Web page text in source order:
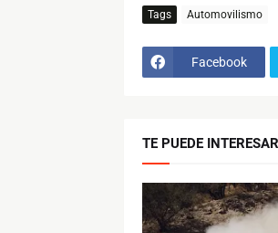
Tags Automovilismo
Facebook
TE PUEDE INTERESAR